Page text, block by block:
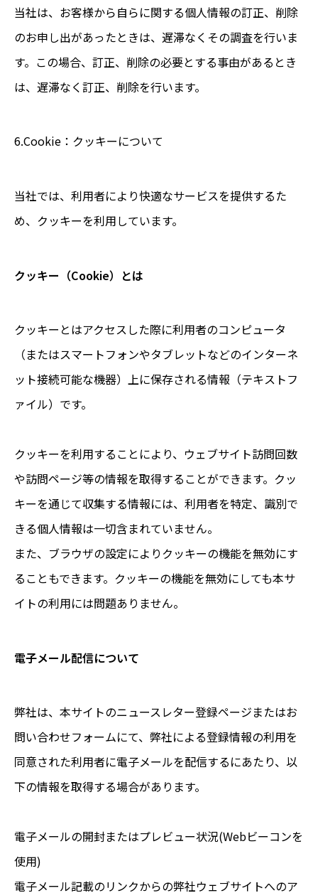
当社は、お客様から自らに関する個人情報の訂正、削除
のお申し出があったときは、遅滞なくその調査を行いま
す。この場合、訂正、削除の必要とする事由があるとき
は、遅滞なく訂正、削除を行います。
6.Cookie：クッキーについて
当社では、利用者により快適なサービスを提供するた
め、クッキーを利用しています。
クッキー（Cookie）とは
クッキーとはアクセスした際に利用者のコンピュータ
（またはスマートフォンやタブレットなどのインターネ
ット接続可能な機器）上に保存される情報（テキストフ
ァイル）です。
クッキーを利用することにより、ウェブサイト訪問回数
や訪問ページ等の情報を取得することができます。クッ
キーを通じて収集する情報には、利用者を特定、識別で
きる個人情報は一切含まれていません。
また、ブラウザの設定によりクッキーの機能を無効にす
ることもできます。クッキーの機能を無効にしても本サ
イトの利用には問題ありません。
電子メール配信について
弊社は、本サイトのニュースレター登録ページまたはお
問い合わせフォームにて、弊社による登録情報の利用を
同意された利用者に電子メールを配信するにあたり、以
下の情報を取得する場合があります。
電子メールの開封またはプレビュー状況(Webビーコンを
使用)
電子メール記載のリンクからの弊社ウェブサイトへのア